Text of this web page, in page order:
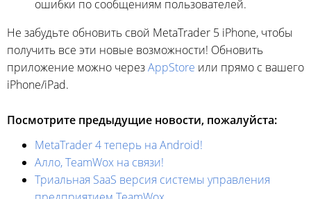
ошибки по сообщениям пользователей.
Не забудьте обновить свой MetaTrader 5 iPhone, чтобы
получить все эти новые возможности! Обновить
приложение можно черезAppStore или прямо с вашего
iPhone/iPad.
Посмотрите предыдущие новости, пожалуйста:
MetaTrader 4 теперь на Android!
Алло, TeamWox на связи!
Триальная SaaS версия системы управления